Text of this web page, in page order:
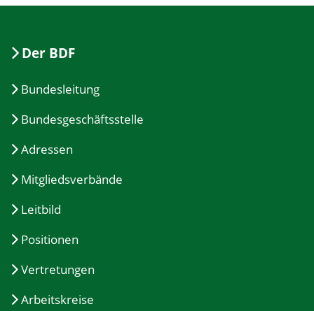
Der BDF
Bundesleitung
Bundesgeschäftsstelle
Adressen
Mitgliedsverbände
Leitbild
Positionen
Vertretungen
Arbeitskreise